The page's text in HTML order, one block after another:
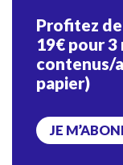
Profitez
19€ pour 3
contenus/
papier)
JE